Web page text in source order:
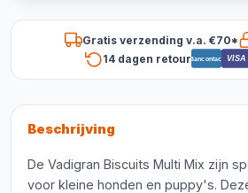
Gratis verzending v.a. €70*
14 dagen retourBancontact VISA
Beschrijving
De Vadigran Biscuits Multi Mix zijn
voor kleine honden en puppy's.